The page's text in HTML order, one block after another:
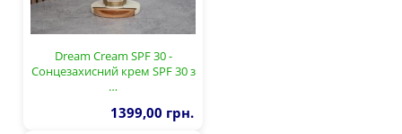
Dream Cream SPF 30 -
Сонцезахисний крем SPF 30 з
…
1399,00 грн.